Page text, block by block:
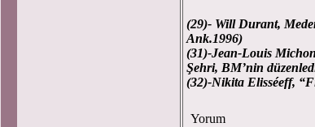
(29)- Will Durant,
Ank.1996)
(31)-Jean-Louis
Şehri, BM’nin
(32)-Nikita Elisséeff,
Yorum